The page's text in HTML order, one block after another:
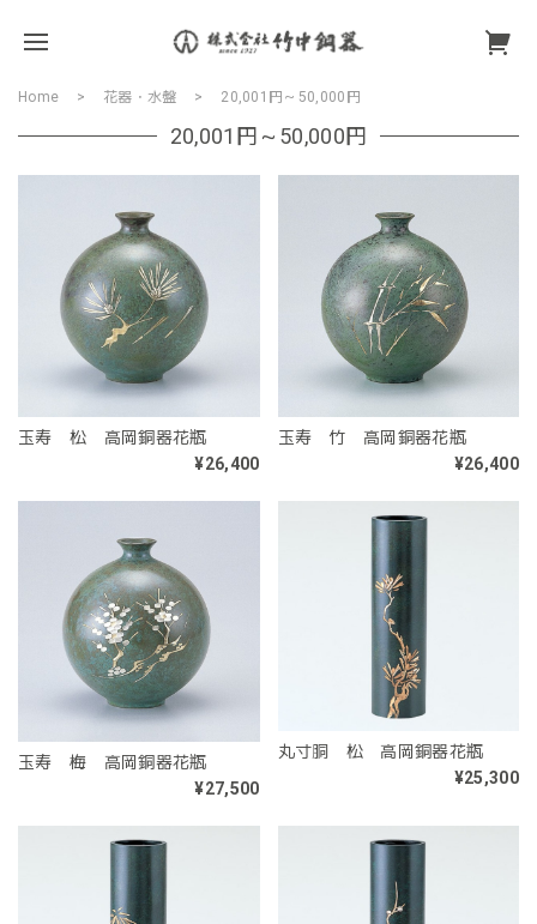
Home 花器・水盤 20,001円～50,000円
20,001円～50,000円
玉寿 松 高岡銅器花瓶
¥26,400
玉寿 竹 高岡銅器花瓶
¥26,400
玉寿 梅 高岡銅器花瓶
¥27,500
丸寸胴 松 高岡銅器花瓶
¥25,300